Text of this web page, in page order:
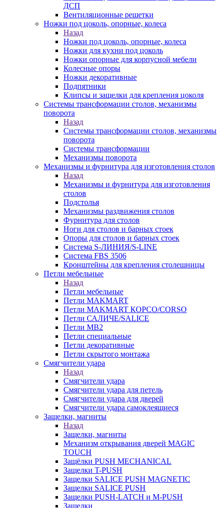
ДСП
Вентиляционные решетки
Ножки под цоколь, опорные, колеса
Назад
Ножки под цоколь, опорные, колеса
Ножки для кухни под цоколь
Ножки опорные для корпусной мебели
Колесные опоры
Ножки декоративные
Подпятники
Клипсы и защелки для крепления цоколя
Системы трансформации столов, механизмы
поворота
Назад
Системы трансформации столов, механизмы
поворота
Системы трансформации
Механизмы поворота
Механизмы и фурнитура для изготовления столов
Назад
Механизмы и фурнитура для изготовления
столов
Подстолья
Механизмы раздвижения столов
Фурнитура для столов
Ноги для столов и барных стоек
Опоры для столов и барных стоек
Система S-ЛИНИЯ/S-LINE
Система FBS 3506
Кронштейны для крепления столешницы
Петли мебельные
Назад
Петли мебельные
Петли MAKMART
Петли MAKMART КОРСО/CORSO
Петли САЛИЧЕ/SALICE
Петли MB2
Петли специальные
Петли декоративные
Петли скрытого монтажа
Смягчители удара
Назад
Смягчители удара
Смягчители удара для петель
Смягчители удара для дверей
Cмягчители удара самоклеящиеся
Защелки, магниты
Назад
Защелки, магниты
Механизм открывания дверей MAGIC
TOUCH
Защёлки PUSH MECHANICAL
Защелки T-PUSH
Защелки SALICE PUSH MAGNETIC
Защелки SALICE PUSH
Защелки PUSH-LATCH и M-PUSH
Защелки